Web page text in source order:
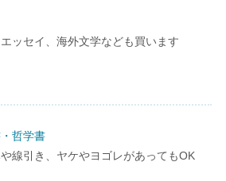
ッセイ、海外文学なども買います
哲学書
線引き、ヤケやヨゴレがあってもOK